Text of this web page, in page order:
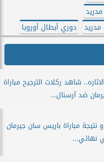
دوري أبطال أوروبا
شاهد ركلات الترجيح مباراة
ضد آرسنال...
مباراة باريس سان جيرمان
نهائي...